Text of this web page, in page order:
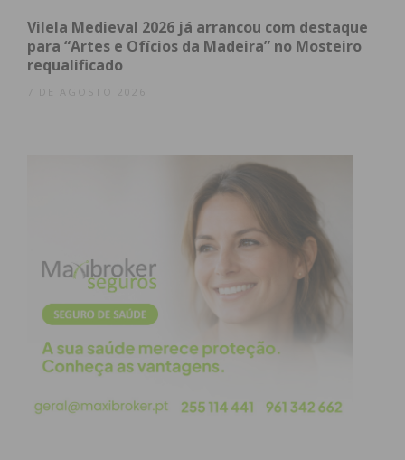
Subscreva a newsletter do
atualizada.
Eu li e concordo com os
termos e
condições
Vilela Medieval 2026 já arrancou com destaque
para “Artes e Ofícios da Madeira” no Mosteiro
requalificado
7 DE AGOSTO 2026